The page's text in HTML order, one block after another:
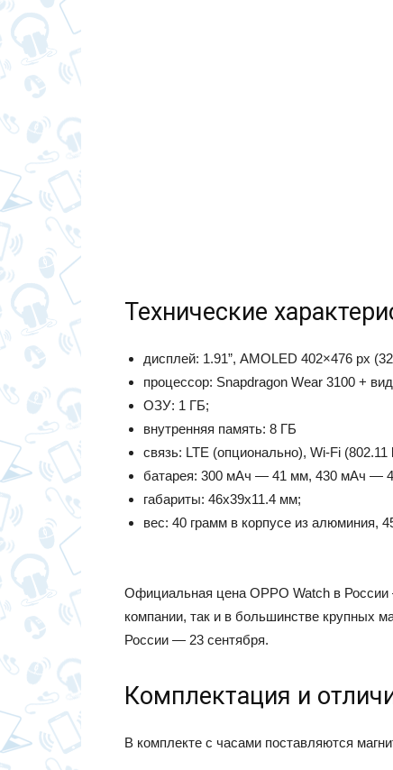
Технические
дисплей: 1.91”, AMOLED 402×476 px
процессор: Snapdragon Wear 3100 +
ОЗУ: 1 ГБ;
внутренняя память: 8 ГБ
связь: LTE (опционально), Wi-Fi
батарея: 300 мАч — 41 мм, 430 мАч —
габариты: 46x39x11.4 мм;
вес: 40 грамм в корпусе из алюминия,
Официальная цена OPPO Watch в России
компании, так и в большинстве крупных
России — 23 сентября.
Комплектация и
В комплекте с часами поставляются